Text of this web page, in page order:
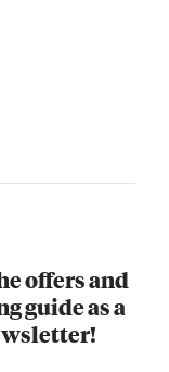
offers and
guide as a